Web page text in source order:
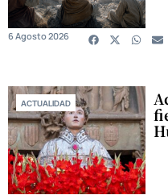
6 Agosto 2026
ACTUALIDAD